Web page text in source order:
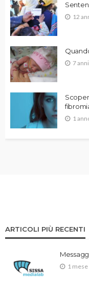
12
7
1
ARTICOLI PIÙ RECENTI
1 mese